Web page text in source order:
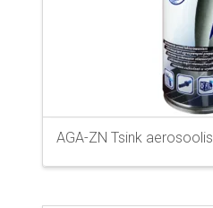
AGA-ZN Tsink aerosoolis